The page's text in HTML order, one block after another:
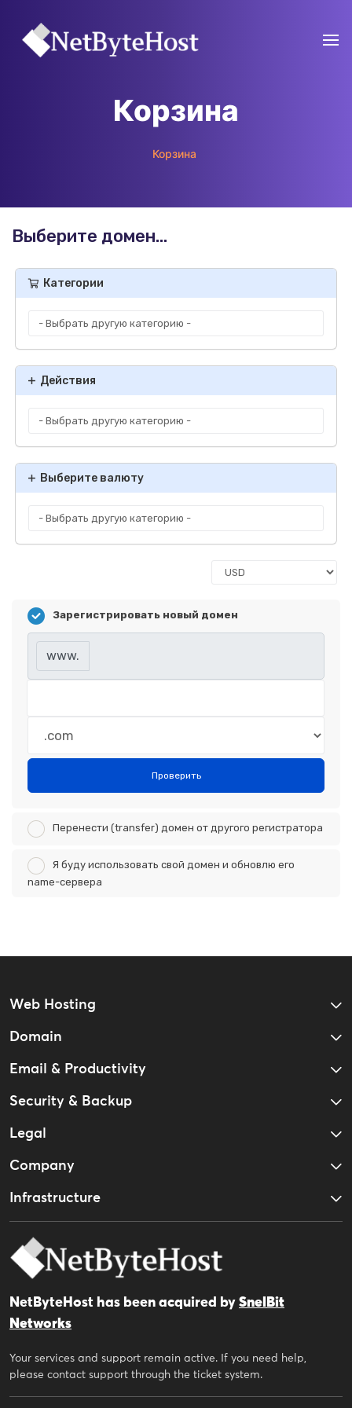
Корзина
Корзина
Выберите домен...
Категории
Действия
Выберите валюту
Зарегистрировать новый домен
www.
Проверить
Перенести (transfer) домен от другого регистратора
Я буду использовать свой домен и обновлю его
name-сервера
Web Hosting
Domain
Email & Productivity
Security & Backup
Legal
Company
Infrastructure
NetByteHost has been acquired by SnelBit
Networks
Your services and support remain active. If you need help,
please contact support through the ticket system.